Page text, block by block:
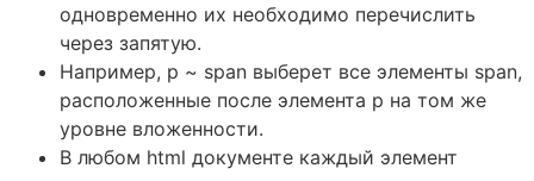
одновременно их необходимо перечислить
через запятую.
Например, p ~ span выберет все элементы span,
расположенные после элемента p на том же
уровне вложенности.
В любом html документе каждый элемент